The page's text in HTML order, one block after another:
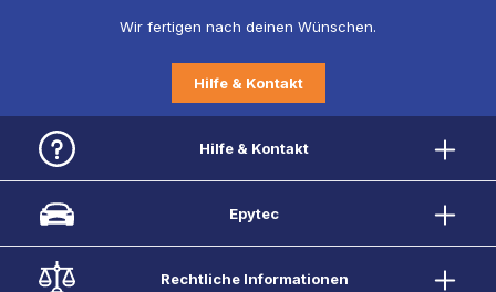
Wir fertigen nach deinen Wünschen.
Hilfe & Kontakt
Hilfe & Kontakt
Epytec
Rechtliche Informationen